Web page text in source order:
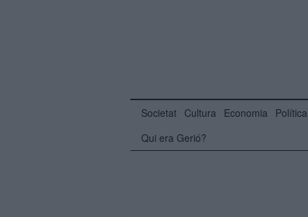
Societat Cultura Economia Política
Qui era Gerió?